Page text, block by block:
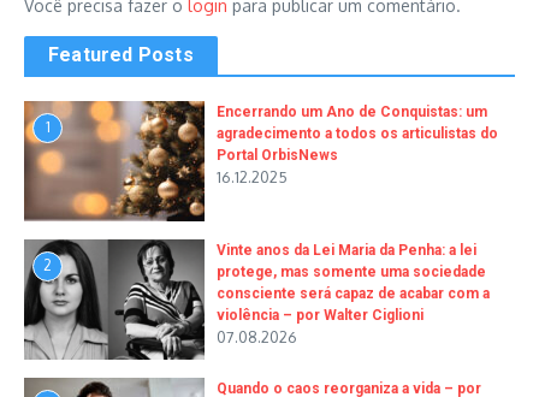
Você precisa fazer o login para publicar um comentário.
Featured Posts
1
Encerrando um Ano de Conquistas: um
agradecimento a todos os articulistas do
Portal OrbisNews
16.12.2025
2
Vinte anos da Lei Maria da Penha: a lei
protege, mas somente uma sociedade
consciente será capaz de acabar com a
violência – por Walter Ciglioni
07.08.2026
Quando o caos reorganiza a vida – por